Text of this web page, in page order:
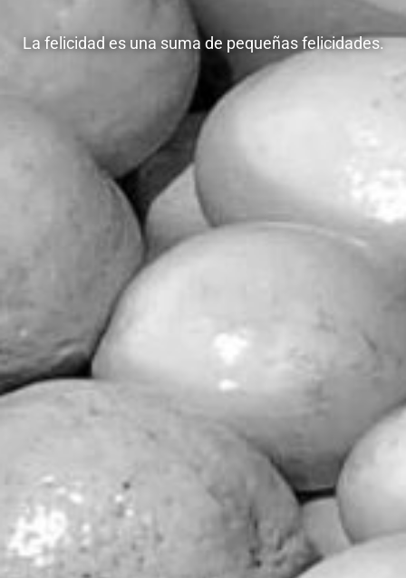
La felicidad es una suma de pequeñas felicidades.